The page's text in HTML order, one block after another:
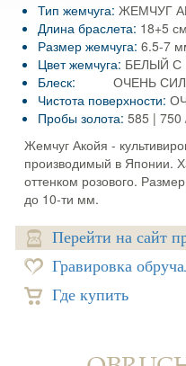
Тип жемчуга: ЖЕМЧУГ
Длина браслета: 18+5 см
Размер жемчуга: 6.5-7
Цвет жемчуга: БЕЛЫЙ
Блеск:
ОЧЕНЬ
Чистота поверхности:
Пробы золота: 585 |
Жемчуг Акойя -
производимый в Японии.
оттенком розового.
до 10-ти мм.
Перейти на сайт
Гравировка
Где купить